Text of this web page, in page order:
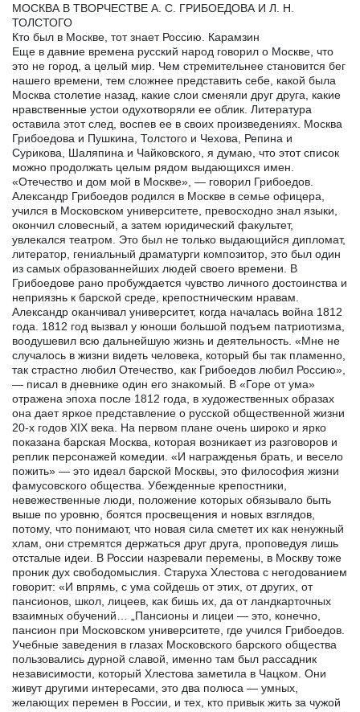
МОСКВА В ТВОРЧЕСТВЕ А. С. ГРИБОЕДОВА И Л. Н.
ТОЛСТОГО
Кто был в Москве, тот знает Россию. Карамзин
Еще в давние времена русский народ говорил о Москве, что
это не город, а целый мир. Чем стремительнее становится бег
нашего времени, тем сложнее представить себе, какой была
Москва столетие назад, какие слои сменяли друг друга, какие
нравственные устои одухотворяли ее облик. Литература
оставила этот след, воспев ее в своих произведениях. Москва
Грибоедова и Пушкина, Толстого и Чехова, Репина и
Сурикова, Шаляпина и Чайковского, я думаю, что этот список
можно продолжать целым рядом выдающихся имен.
«Отечество и дом мой в Москве», — говорил Грибоедов.
Александр Грибоедов родился в Москве в семье офицера,
учился в Московском университете, превосходно знал языки,
окончил словесный, а затем юридический факультет,
увлекался театром. Это был не только выдающийся дипломат,
литератор, гениальный драматурги композитор, это был один
из самых образованнейших людей своего времени. В
Грибоедове рано пробуждается чувство личного достоинства и
неприязнь к барской среде, крепостническим нравам.
Александр оканчивал университет, когда началась война 1812
года. 1812 год вызвал у юноши большой подъем патриотизма,
воодушевил всю дальнейшую жизнь и деятельность. «Мне не
случалось в жизни видеть человека, который бы так пламенно,
так страстно любил Отечество, как Грибоедов любил Россию»,
— писал в дневнике один его знакомый. В «Горе от ума»
отражена эпоха после 1812 года, в художественных образах
она дает яркое представление о русской общественной жизни
20-х годов XIX века. На первом плане очень широко и ярко
показана барская Москва, которая возникает из разговоров и
реплик персонажей комедии. «И награжденья брать, и весело
пожить» — это идеал барской Москвы, это философия жизни
фамусовского общества. Убежденные крепостники,
невежественные люди, положение которых обязывало быть
выше по уровню, боятся просвещения и новых взглядов,
потому, что понимают, что новая сила сметет их как ненужный
хлам, они стремятся держаться друг друга, проповедуя лишь
отсталые идеи. В России назревали перемены, в Москву тоже
проник дух свободомыслия. Старуха Хлестова с негодованием
говорит: «И впрямь, с ума сойдешь от этих, от других, от
пансионов, школ, лицеев, как бишь их, да от ландкарточных
взаимных обучений… „Пансионы и лицеи — это, конечно,
пансион при Московском университете, где учился Грибоедов.
Учебные заведения в глазах Московского барского общества
пользовались дурной славой, именно там был рассадник
независимости, который Хлестова заметила в Чацком. Они
живут другими интересами, это два полюса — умных,
желающих перемен в России, и тех, кто привык жить за чужой